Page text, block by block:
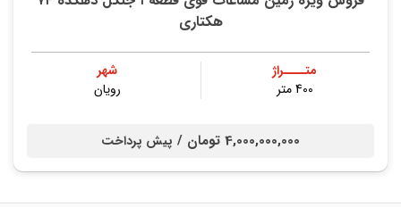
هکتاری
متــــراژ
400 متر
شهر
رویان
4,000,000,000 تومان / پیش پرداخت